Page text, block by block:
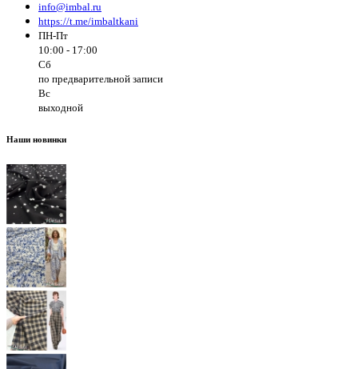
info@imbal.ru
https://t.me/imbaltkani
ПН-Пт
10:00 - 17:00
Сб
по предварительной записи
Вс
выходной
Наши новинки